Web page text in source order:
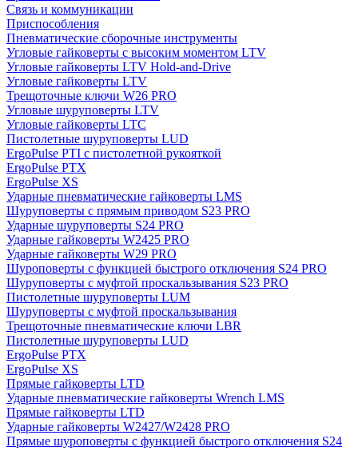
Связь и коммуникации
Приспособления
Пневматические сборочные инструменты
Угловые гайковерты с высоким моментом LTV
Угловые гайковерты LTV Hold-and-Drive
Угловые гайковерты LTV
Трещоточные ключи W26 PRO
Угловые шуруповерты LTV
Угловые гайковерты LTC
Пистолетные шуруповерты LUD
ErgoPulse PTI с пистолетной рукояткой
ErgoPulse PTX
ErgoPulse XS
Ударные пневматические гайковерты LMS
Шуруповерты с прямым приводом S23 PRO
Ударные шуруповерты S24 PRO
Ударные гайковерты W2425 PRO
Ударные гайковерты W29 PRO
Шуроповерты с функцией быстрого отключения S24 PRO
Шуруповерты с муфтой проскальзывания S23 PRO
Пистолетные шуруповерты LUM
Шуруповерты с муфтой проскальзывания
Трещоточные пневматические ключи LBR
Пистолетные шуруповерты LUD
ErgoPulse PTX
ErgoPulse XS
Прямые гайковерты LTD
Ударные пневматические гайковерты Wrench LMS
Прямые гайковерты LTD
Ударные гайковерты W2427/W2428 PRO
Прямые шуроповерты с функцией быстрого отключения S24